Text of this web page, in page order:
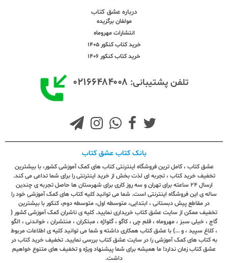
درباره عشق کتاب
مولفان برگزیده
انتشارات مهروماه
خرید کتاب کنکور 1405
خرید کتاب کنکور 1406
تلفن پشتیبانی: ۰۲۱۶۶۴۸۴۰۰۸
بانک کتاب عشق کتاب
عشق کتاب ، کامل ترین فروشگاه اینترنتی کتاب های کمک آموزشی کشور، با بیشترین
تخفیف خرید کتاب ، تجربه ای لذت بخش از خرید اینترنتی را برای شما تداعی می کند.
ارسال ٢٤ ساعته برای تهران و سه روز کاری برای شهرستان ها حاصل تجربه ی چندین
ساله ی این فروشگاه اینترنتی است. شما می توانید کلیه کتاب های کمک آموزشی خود را
در مقاطع پیش دبستانی ، ابتدایی، متوسطه اول، متوسطه دوم، کنکور با بیشترین
تخفیف ممکن از سایت عشق کتاب خریداری نمایید. کلیه ی ناشران کمک آموزشی کشور (
گاج ، خیلی سبز ، مهروماه ، قلم چی ، کاگو ، گلواژه ، مبتکران ، منتشران ، خواندنی ، الگو
، کلاغ سپید ، و ...) با عشق کتاب همکاری داشته و شما می توانید کلیه ی اطلاعات مربوط
به کتاب های کمک آموزشی را در سایت عشق کتاب بررسی نمایید. تخفیف خرید کتاب در
عشق کتاب زمان ندارد! ما همیشه برای شما پیشنهاد ویژه و تخفیف های متنوع خواهیم
داشت.